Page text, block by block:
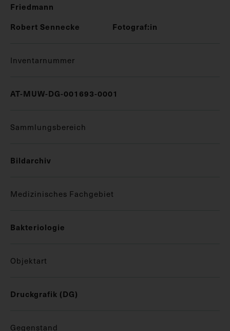
Friedmann
Robert Sennecke Fotograf:in
Inventarnummer
AT-MUW-DG-001693-0001
Sammlungsbereich
Bildarchiv
Medizinisches Fachgebiet
Bakteriologie
Objektart
Druckgrafik (DG)
Gegenstand